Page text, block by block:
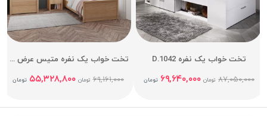
تخت خواب یک نفره D.1042
۸۷,۰۵۰,۰۰۰ تومان ۶۹,۶۴۰,۰۰۰ تومان
تخت خواب یک نفره متیس عرض 90
۶۹,۱۶۱,۰۰۰ تومان ۵۵,۳۲۸,۸۰۰ تومان